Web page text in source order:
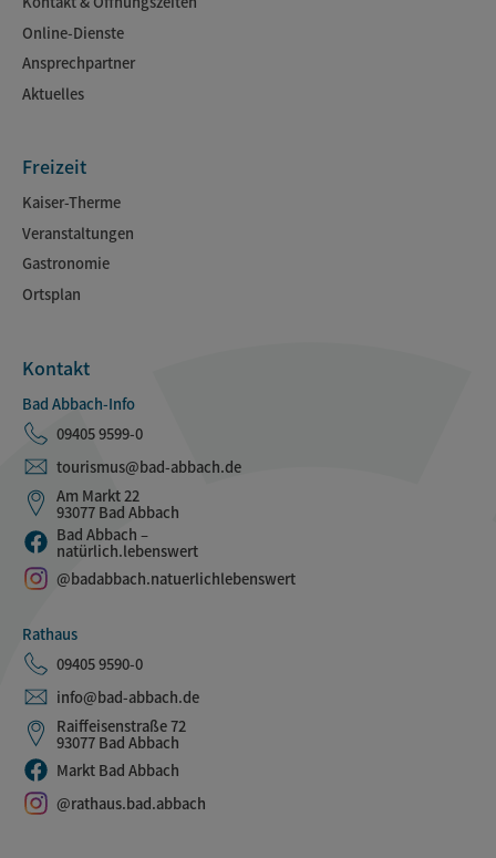
Online-Dienste
Ansprechpartner
Aktuelles
Freizeit
Kaiser-Therme
Veranstaltungen
Gastronomie
Ortsplan
Kontakt
Bad Abbach-Info
09405 9599-0
tourismus@bad-abbach.de
Am Markt 22
93077 Bad Abbach
Bad Abbach –
natürlich.lebenswert
@badabbach.natuerlichlebenswert
Rathaus
09405 9590-0
info@bad-abbach.de
Raiffeisenstraße 72
93077 Bad Abbach
Markt Bad Abbach
@rathaus.bad.abbach